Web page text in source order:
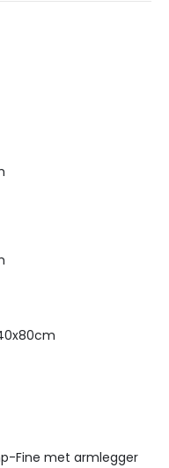
Fine met armlegger